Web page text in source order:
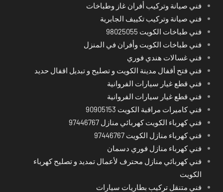
فني صيانة وتركيب أفران غاز وطباخات
فني صيانة وتركيب تكييف الجابرية
فني طباخات الكويت 98025055
فني طباخات الكويت وأفران في المنزل
فني غسالات هندي فوري
فني فتح أقفال مدينة الكويت و تصليح و تبديل اقفال حديد
فني قطع غيار سيارات الفروانية
فني قطع غيار سيارات الفروانية
فني كاميرات مراقبة الكويت 90905153
فني كهرباء الكويت كهربائي منازل 97446767
فني كهرباء منازل الكويت 97446767
فني كهرباء منازل فوري دسمان
فني كهربائي منازل محترف لأعمال تمديد و تصليح كهرباء
الكويت
فني متنقل تركيب بطاريات سيارات